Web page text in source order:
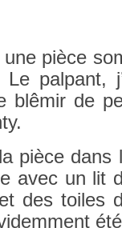
pièce
pal­pant,
blêmir de
pièce dans
avec un lit
des toiles